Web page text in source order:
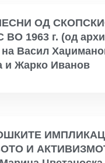
ОД
1963 г. (од
на Васил
и Жарко Иванов
И